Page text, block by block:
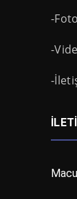
-
-
-